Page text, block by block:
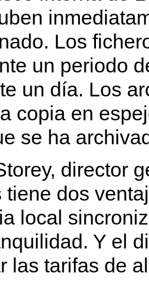
Los
un periodo
un día. Los
copia en
se ha
director
tiene dos
local
Y el
las tarifas de